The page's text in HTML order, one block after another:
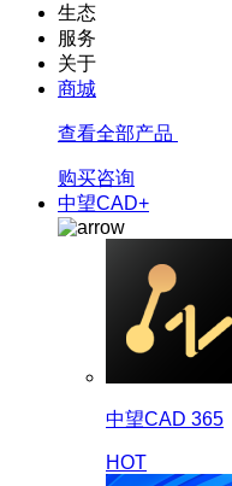
生态
服务
关于
商城
查看全部产品
购买咨询
中望CAD+
中望CAD 365
HOT